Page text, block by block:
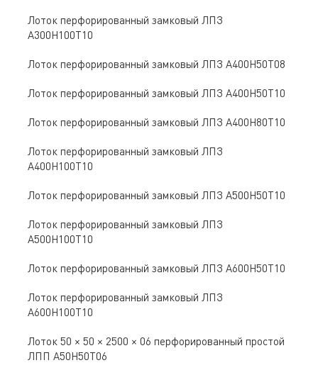
Лоток перфорированный замковый ЛПЗ
A300Н100Т10
Лоток перфорированный замковый ЛПЗ A400Н50Т08
Лоток перфорированный замковый ЛПЗ A400Н50Т10
Лоток перфорированный замковый ЛПЗ A400Н80Т10
Лоток перфорированный замковый ЛПЗ
A400Н100Т10
Лоток перфорированный замковый ЛПЗ A500Н50Т10
Лоток перфорированный замковый ЛПЗ
A500Н100Т10
Лоток перфорированный замковый ЛПЗ A600Н50Т10
Лоток перфорированный замковый ЛПЗ
A600Н100Т10
Лоток 50 × 50 × 2500 × 06 перфорированный простой
ЛПП A50Н50Т06